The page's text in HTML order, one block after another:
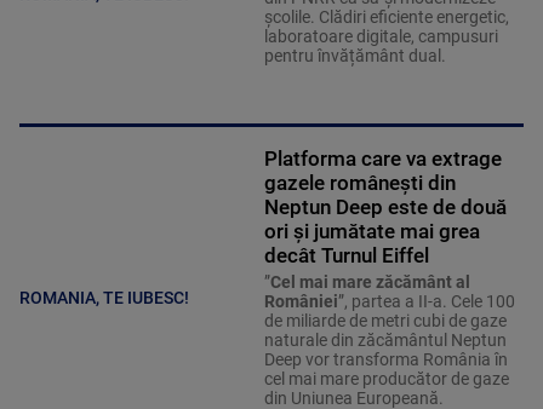
școlile. Clădiri eficiente energetic,
laboratoare digitale, campusuri
pentru învățământ dual.
ROMANIA, TE IUBESC!
Platforma care va extrage
gazele românești din
Neptun Deep este de două
ori și jumătate mai grea
decât Turnul Eiffel
”Cel mai mare zăcământ al
României”, partea a II-a. Cele 100
de miliarde de metri cubi de gaze
naturale din zăcământul Neptun
Deep vor transforma România în
cel mai mare producător de gaze
din Uniunea Europeană.